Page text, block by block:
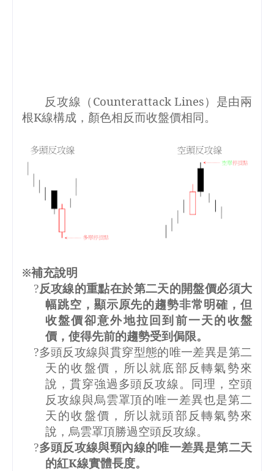
反攻線 （ Counterattack Lines）是由兩
根K線構成，顏色相反而收盤價相同。
※補充說明
?反攻線的重點在於第二天的開盤價必須大
幅跳空，顯示原先的趨勢非常明確，但
收盤價卻意外地拉回到前一天的收盤
價，使得先前的趨勢受到侷限。
?多頭反攻線與貫穿型態的唯一差異是第二
天的收盤價，所以就底部反轉氣勢來
說，貫穿強過多頭反攻線。同理，空頭
反攻線與烏雲罩頂的唯一差異也是第二
天的收盤價，所以就頭部反轉氣勢來
說，烏雲罩頂勝過空頭反攻線。
?多頭反攻線與頸內線的唯一差異是第二天
的紅K線實體長度。